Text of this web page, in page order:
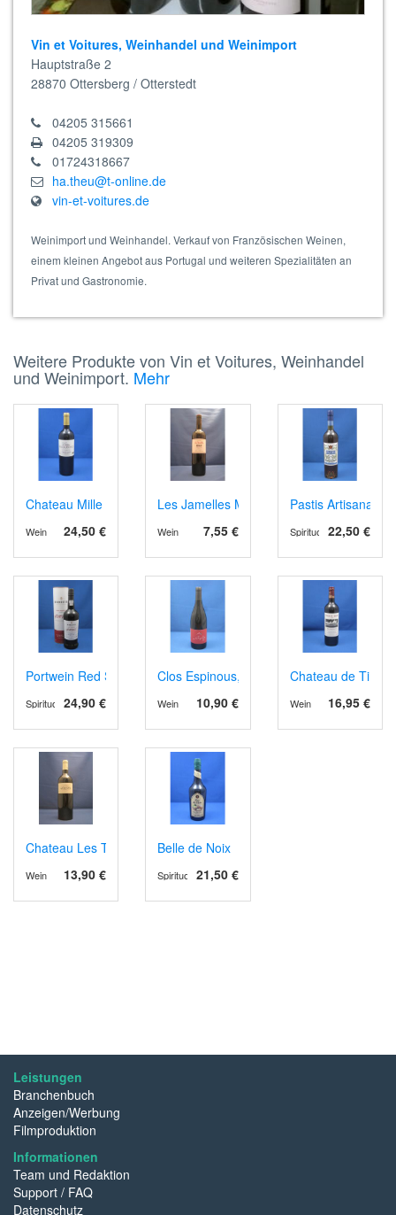
Vin et Voitures, Weinhandel und Weinimport
Hauptstraße 2
28870 Ottersberg / Otterstedt
04205 315661
04205 319309
01724318667
ha.theu@t-online.de
vin-et-voitures.de
Weinimport und Weinhandel. Verkauf von Französischen Weinen,
einem kleinen Angebot aus Portugal und weiteren Spezialitäten an
Privat und Gastronomie.
Weitere Produkte von Vin et Voitures, Weinhandel
und Weinimport. Mehr
Chateau Mille Roses, Haut Médoc 2022, Bio
24,50 €
Wein
Les Jamelles Merlot
7,55 €
Wein
Pastis Artisanal
22,50 €
Spirituosen
Portwein Red Sotto Voce, Ruby Reserve
24,90 €
Spirituosen
Clos Espinous, AOP Corbières 2023
10,90 €
Wein
Chateau de
16,95 €
Wein
Chateau Les Tours des Verdots AOPCotes de Bergerac 2021 rot,
13,90 €
Wein
Belle de Noix
21,50 €
Spirituosen
Leistungen
Branchenbuch
Anzeigen/Werbung
Filmproduktion
Informationen
Team und Redaktion
Support / FAQ
Datenschutz